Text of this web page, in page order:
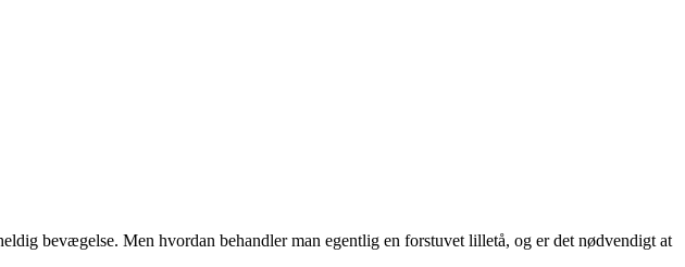
bevægelse. Men hvordan behandler man egentlig en forstuvet lilletå, og er det nødvendigt at